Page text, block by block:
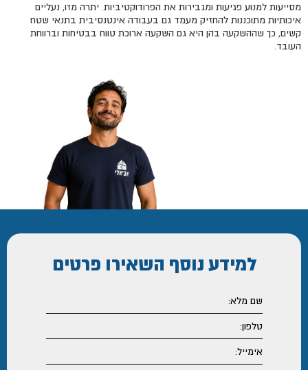
מסייעות למנוע פגיעות ומגבירות את הפרודוקטיביות. יתרה מזו, נעליים
איכותיות מתוכננות להחזיק מעמד גם בעבודה אינטנסיבית בתנאי שטח
קשים, כך שההשקעה בהן היא גם השקעה ארוכת טווח בבטיחות וברווחת
העובד.
למידע נוסף השאירו פרטים